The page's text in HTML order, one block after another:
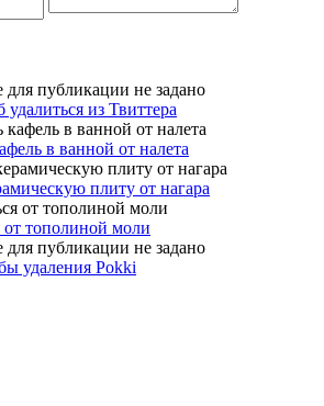
из Твиттера
в ванной от налета
плиту от нагара
от тополиной моли
удаления Pokki